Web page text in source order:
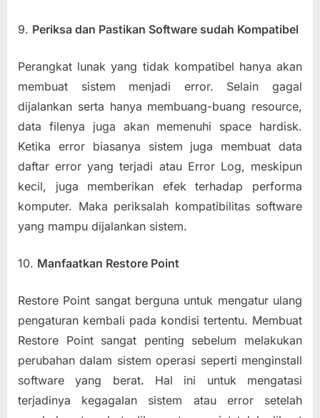
9. Periksa dan Pastikan Software sudah Kompatibel
Perangkat lunak yang tidak kompatibel hanya akan
membuat sistem menjadi error. Selain gagal
dijalankan serta hanya membuang-buang resource,
data filenya juga akan memenuhi space hardisk.
Ketika error biasanya sistem juga membuat data
daftar error yang terjadi atau Error Log, meskipun
kecil, juga memberikan efek terhadap performa
komputer. Maka periksalah kompatibilitas software
yang mampu dijalankan sistem.
10. Manfaatkan Restore Point
Restore Point sangat berguna untuk mengatur ulang
pengaturan kembali pada kondisi tertentu. Membuat
Restore Point sangat penting sebelum melakukan
perubahan dalam sistem operasi seperti menginstall
software yang berat. Hal ini untuk mengatasi
terjadinya kegagalan sistem atau error setelah